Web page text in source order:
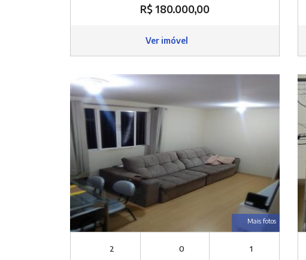
R$ 180.000,00
Ver imóvel
Mais fotos
2 0 1